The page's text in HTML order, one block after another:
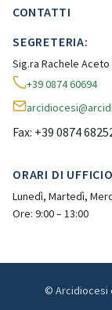
CONTATTI
SEGRETERIA:
Sig.ra Rachele Aceto
+39 0874 60694
Fax: +39 0874
ORARI DI
Lunedì, Martedì,
Ore: 9:00 – 13:00
© Arcidiocesi